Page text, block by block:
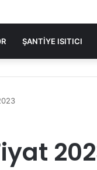
ŞANTIYE ISITICI